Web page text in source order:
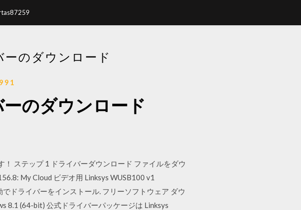
のダウンロード
のダウンロード
ステップ 1 ドライバーダウンロード ファイルをダウ
My Cloud ビデオ用 Linksys WUSB100 v1
ドライバーをインストール. フリーソフトウェア ダウ
8.1 (64-bit) 公式ドライバーパッケージは Linksys